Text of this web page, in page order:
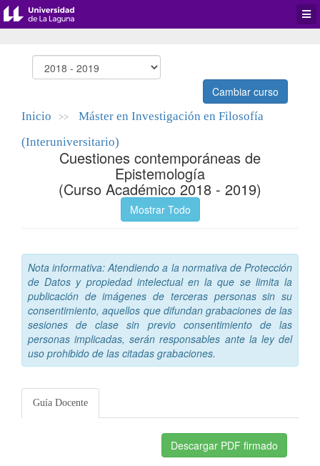
Cambiar curso
Inicio >>
Máster en Investigación en Filosofía
(Interuniversitario)
Cuestiones contemporáneas de
Epistemología
(Curso Académico 2018 - 2019)
Mostrar Todo
Nota informativa: Atendiendo a la normativa de Protección
de Datos y propiedad intelectual en la que se limita la
publicación de imágenes de terceras personas sin su
consentimiento, aquellos que difundan grabaciones de las
sesiones de clase sin previo consentimiento de las
personas implicadas, serán responsables ante la ley del
uso prohibido de las citadas grabaciones.
Guía Docente
Descargar PDF firmado